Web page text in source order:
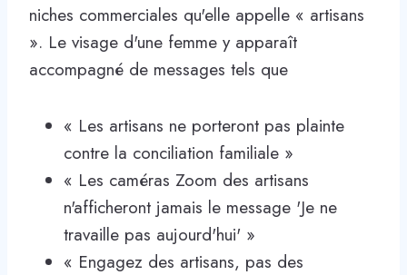
niches commerciales qu'elle appelle « artisans
». Le visage d'une femme y apparaît
accompagné de messages tels que
« Les artisans ne porteront pas plainte
contre la conciliation familiale »
« Les caméras Zoom des artisans
n'afficheront jamais le message 'Je ne
travaille pas aujourd'hui' »
« Engagez des artisans, pas des